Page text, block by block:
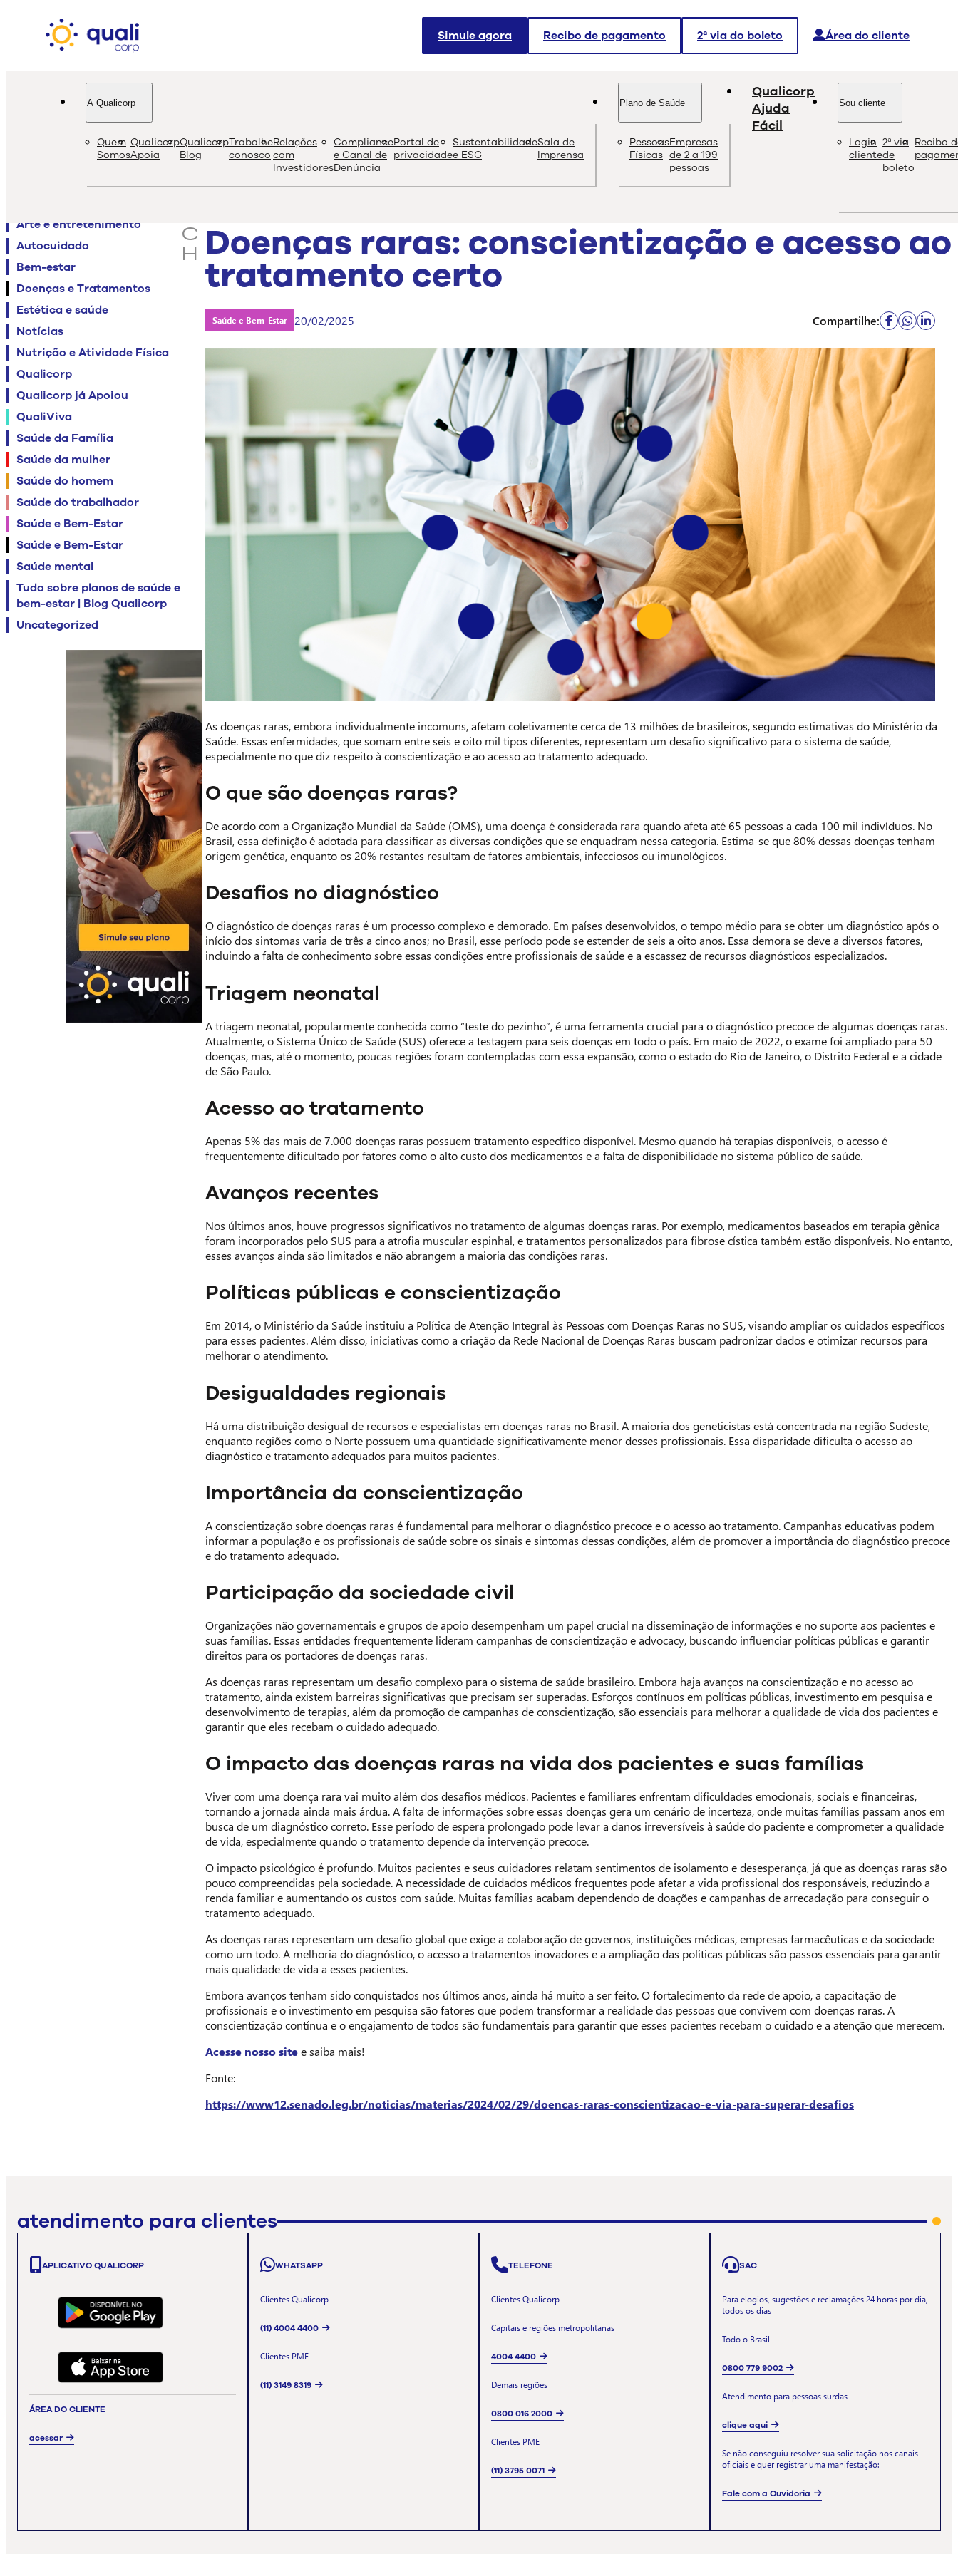
Simule agora Recibo de pagamento 2ª via do boleto Área do cliente
A Qualicorp
Quem
Somos
Qualicorp
Apoia
Qualicorp
Blog
Trabalhe
conosco
Relações
com
Investidores
Compliance
e Canal de
Denúncia
Portal de
privacidade
Sustentabilidade
e ESG
Sala de
Imprensa
Plano de Saúde
Pessoas
Físicas
Empresas
de 2 a 199
pessoas
Qualicorp
Ajuda
Fácil
Sou cliente
Login
cliente
2ª via
de
boleto
Recibo
s
a
c
h
Arte e entretenimento
Autocuidado
Bem-estar
Doenças e Tratamentos
Estética e saúde
Notícias
Nutrição e Atividade Física
Qualicorp
Qualicorp já Apoiou
QualiViva
Saúde da Família
Saúde da mulher
Saúde do homem
Saúde do trabalhador
Saúde e Bem-Estar
Saúde e Bem-Estar
Saúde mental
Tudo sobre planos de saúde e
bem-estar | Blog Qualicorp
Uncategorized
qualiblog Conteúdo de qualidade e as melhores soluções sobre saúde e bem-estar.
Doenças raras: conscientização e acesso ao
tratamento certo
Saúde e Bem-Estar 20/02/2025 Compartilhe:
As doenças raras, embora individualmente incomuns, afetam coletivamente cerca de 13 milhões de brasileiros, segundo estimativas do Ministério da
Saúde. Essas enfermidades, que somam entre seis e oito mil tipos diferentes, representam um desafio significativo para o sistema de saúde,
especialmente no que diz respeito à conscientização e ao acesso ao tratamento adequado.
O que são doenças raras?
De acordo com a Organização Mundial da Saúde (OMS), uma doença é considerada rara quando afeta até 65 pessoas a cada 100 mil indivíduos. No
Brasil, essa definição é adotada para classificar as diversas condições que se enquadram nessa categoria. Estima-se que 80% dessas doenças tenham
origem genética, enquanto os 20% restantes resultam de fatores ambientais, infecciosos ou imunológicos.
Desafios no diagnóstico
O diagnóstico de doenças raras é um processo complexo e demorado. Em países desenvolvidos, o tempo médio para se obter um diagnóstico após o
início dos sintomas varia de três a cinco anos; no Brasil, esse período pode se estender de seis a oito anos. Essa demora se deve a diversos fatores,
incluindo a falta de conhecimento sobre essas condições entre profissionais de saúde e a escassez de recursos diagnósticos especializados.
Triagem neonatal
A triagem neonatal, popularmente conhecida como “teste do pezinho”, é uma ferramenta crucial para o diagnóstico precoce de algumas doenças raras.
Atualmente, o Sistema Único de Saúde (SUS) oferece a testagem para seis doenças em todo o país. Em maio de 2022, o exame foi ampliado para 50
doenças, mas, até o momento, poucas regiões foram contempladas com essa expansão, como o estado do Rio de Janeiro, o Distrito Federal e a cidade
de São Paulo.
Acesso ao tratamento
Apenas 5% das mais de 7.000 doenças raras possuem tratamento específico disponível. Mesmo quando há terapias disponíveis, o acesso é
frequentemente dificultado por fatores como o alto custo dos medicamentos e a falta de disponibilidade no sistema público de saúde.
Avanços recentes
Nos últimos anos, houve progressos significativos no tratamento de algumas doenças raras. Por exemplo, medicamentos baseados em terapia gênica
foram incorporados pelo SUS para a atrofia muscular espinhal, e tratamentos personalizados para fibrose cística também estão disponíveis. No entanto,
esses avanços ainda são limitados e não abrangem a maioria das condições raras.
Políticas públicas e conscientização
Em 2014, o Ministério da Saúde instituiu a Política de Atenção Integral às Pessoas com Doenças Raras no SUS, visando ampliar os cuidados específicos
para esses pacientes. Além disso, iniciativas como a criação da Rede Nacional de Doenças Raras buscam padronizar dados e otimizar recursos para
melhorar o atendimento.
Desigualdades regionais
Há uma distribuição desigual de recursos e especialistas em doenças raras no Brasil. A maioria dos geneticistas está concentrada na região Sudeste,
enquanto regiões como o Norte possuem uma quantidade significativamente menor desses profissionais. Essa disparidade dificulta o acesso ao
diagnóstico e tratamento adequados para muitos pacientes.
Importância da conscientização
A conscientização sobre doenças raras é fundamental para melhorar o diagnóstico precoce e o acesso ao tratamento. Campanhas educativas podem
informar a população e os profissionais de saúde sobre os sinais e sintomas dessas condições, além de promover a importância do diagnóstico precoce
e do tratamento adequado.
Participação da sociedade civil
Organizações não governamentais e grupos de apoio desempenham um papel crucial na disseminação de informações e no suporte aos pacientes e
suas famílias. Essas entidades frequentemente lideram campanhas de conscientização e advocacy, buscando influenciar políticas públicas e garantir
direitos para os portadores de doenças raras.
As doenças raras representam um desafio complexo para o sistema de saúde brasileiro. Embora haja avanços na conscientização e no acesso ao
tratamento, ainda existem barreiras significativas que precisam ser superadas. Esforços contínuos em políticas públicas, investimento em pesquisa e
desenvolvimento de terapias, além da promoção de campanhas de conscientização, são essenciais para melhorar a qualidade de vida dos pacientes e
garantir que eles recebam o cuidado adequado.
O impacto das doenças raras na vida dos pacientes e suas famílias
Viver com uma doença rara vai muito além dos desafios médicos. Pacientes e familiares enfrentam dificuldades emocionais, sociais e financeiras,
tornando a jornada ainda mais árdua. A falta de informações sobre essas doenças gera um cenário de incerteza, onde muitas famílias passam anos em
busca de um diagnóstico correto. Esse período de espera prolongado pode levar a danos irreversíveis à saúde do paciente e comprometer a qualidade
de vida, especialmente quando o tratamento depende da intervenção precoce.
O impacto psicológico é profundo. Muitos pacientes e seus cuidadores relatam sentimentos de isolamento e desesperança, já que as doenças raras são
pouco compreendidas pela sociedade. A necessidade de cuidados médicos frequentes pode afetar a vida profissional dos responsáveis, reduzindo a
renda familiar e aumentando os custos com saúde. Muitas famílias acabam dependendo de doações e campanhas de arrecadação para conseguir o
tratamento adequado.
As doenças raras representam um desafio global que exige a colaboração de governos, instituições médicas, empresas farmacêuticas e da sociedade
como um todo. A melhoria do diagnóstico, o acesso a tratamentos inovadores e a ampliação das políticas públicas são passos essenciais para garantir
mais qualidade de vida a esses pacientes.
Embora avanços tenham sido conquistados nos últimos anos, ainda há muito a ser feito. O fortalecimento da rede de apoio, a capacitação de
profissionais e o investimento em pesquisa são fatores que podem transformar a realidade das pessoas que convivem com doenças raras. A
conscientização contínua e o engajamento de todos são fundamentais para garantir que esses pacientes recebam o cuidado e a atenção que merecem.
Acesse nosso sitee saiba mais!
Fonte:
https://www12.senado.leg.br/noticias/materias/2024/02/29/doencas-raras-conscientizacao-e-via-para-superar-desafios
atendimento para clientes
APLICATIVO QUALICORP
ÁREA DO CLIENTE
acessar
WHATSAPP
Clientes Qualicorp
(11) 4004 4400
Clientes PME
(11) 3149 8319
TELEFONE
Clientes Qualicorp
Capitais e regiões metropolitanas
4004 4400
Demais regiões
0800 016 2000
Clientes PME
(11) 3795 0071
SAC
Para elogios, sugestões e reclamações 24 horas por dia,
todos os dias
Todo o Brasil
0800 779 9002
Atendimento para pessoas surdas
clique aqui
Se não conseguiu resolver sua solicitação nos canais
oficiais e quer registrar uma manifestação:
Fale com a Ouvidoria